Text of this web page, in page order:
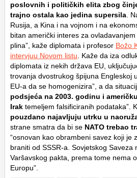
poslovnih i političkih elita zbog
trajno ostala kao jedina supersila .
Rusija, a Kina i na vojnom i na
bitan američki interes za
plina”, kaže diplomata i profesor Božo
intervjuu Novom listu . Kaže da iza
diplomata iz nekih država EU,
trovanja dvostrukog špijuna Engleskoj
EU-a da se homogenizira”, a da
podsjeća na 2003. godinu i
Irak temeljem falsificiranih podataka”.
pouzdano najavljuju utrku u
strane smatra da bi se NATO trebao
“osnovan kao obrambeni savez koji je
braniti od SSSR-a. Sovjetskog Saveza
Varšavskog pakta, prema tome nema
Europu”.